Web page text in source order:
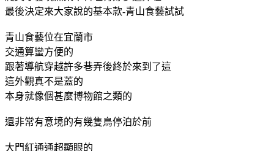
最後決定來大家說的基本款-青山食藝試試
青山食藝位在宜蘭市
交通算蠻方便的
跟著導航穿越許多巷弄後終於來到了這
這外觀真不是蓋的
本身就像個甚麼博物館之類的
還非常有意境的有幾隻鳥停泊於前
大門紅通通超顯眼的